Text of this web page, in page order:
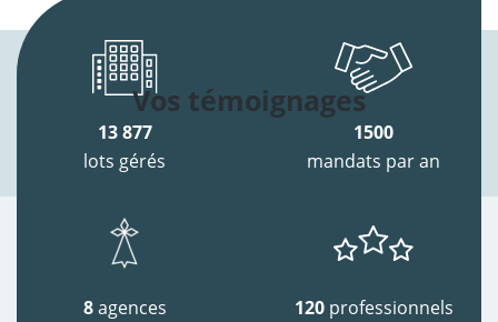
Vos témoignages
13 877
lots gérés
1500
mandats par an
8agences
120 professionnels